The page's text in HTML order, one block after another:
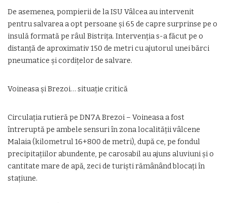
De asemenea, pompierii de la ISU Vâlcea au intervenit
pentru salvarea a opt persoane şi 65 de capre surprinse pe o
insulă formată pe râul Bistriţa. Intervenţia s-a făcut pe o
distanţă de aproximativ 150 de metri cu ajutorul unei bărci
pneumatice şi cordiţelor de salvare.
Voineasa şi Brezoi… situaţie critică
Circulaţia rutieră pe DN7A Brezoi – Voineasa a fost
întreruptă pe ambele sensuri în zona localității vâlcene
Malaia (kilometrul 16+800 de metri), după ce, pe fondul
precipitațiilor abundente, pe carosabil au ajuns aluviuni şi o
cantitate mare de apă, zeci de turişti rămânând blocaţi în
staţiune.